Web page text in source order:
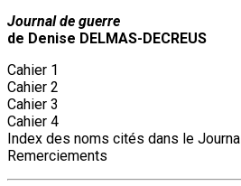
Journal de guerre
de Denise DELMAS-DECREUS
Cahier 1
Cahier 2
Cahier 3
Cahier 4
Index des noms cités dans le Journal
Remerciements